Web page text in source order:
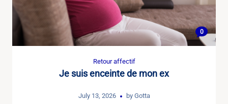
0
Retour affectif
Je suis enceinte de mon ex
July 13, 2026 by Gotta